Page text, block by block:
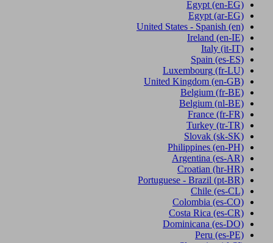
Egypt (en-EG)
Egypt (ar-EG)
United States - Spanish (en)
Ireland (en-IE)
Italy (it-IT)
Spain (es-ES)
Luxembourg (fr-LU)
United Kingdom (en-GB)
Belgium (fr-BE)
Belgium (nl-BE)
France (fr-FR)
Turkey (tr-TR)
Slovak (sk-SK)
Philippines (en-PH)
Argentina (es-AR)
Croatian (hr-HR)
Portuguese - Brazil (pt-BR)
Chile (es-CL)
Colombia (es-CO)
Costa Rica (es-CR)
Dominicana (es-DO)
Peru (es-PE)